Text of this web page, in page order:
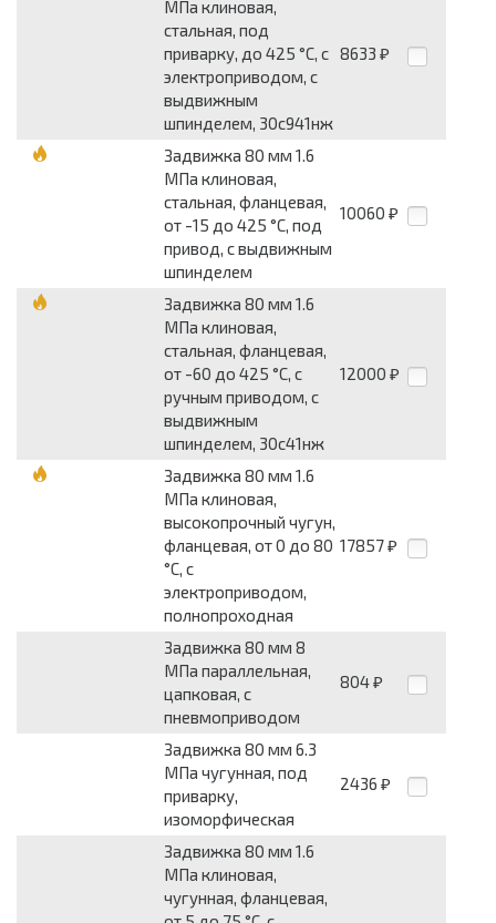
МПа клиновая,
стальная, под
приварку, до 425 °С, с
электроприводом, с
выдвижным
шпинделем, 30с941нж
8633 ₽
Задвижка 80 мм 1.6
МПа клиновая,
стальная, фланцевая,
от -15 до 425 °С, под
привод, с выдвижным
шпинделем
10060 ₽
Задвижка 80 мм 1.6
МПа клиновая,
стальная, фланцевая,
от -60 до 425 °С, с
ручным приводом, с
выдвижным
шпинделем, 30с41нж
12000 ₽
Задвижка 80 мм 1.6
МПа клиновая,
высокопрочный чугун,
фланцевая, от 0 до 80
°С, с
электроприводом,
полнопроходная
17857 ₽
Задвижка 80 мм 8
МПа параллельная,
цапковая, с
пневмоприводом
804 ₽
Задвижка 80 мм 6.3
МПа чугунная, под
приварку,
изоморфическая
2436 ₽
Задвижка 80 мм 1.6
МПа клиновая,
чугунная, фланцевая,